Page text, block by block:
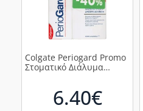
Colgate Periogard Promo
Στοματικό Διάλυμα
Ούλων 75ml, 1σετ
6.40€